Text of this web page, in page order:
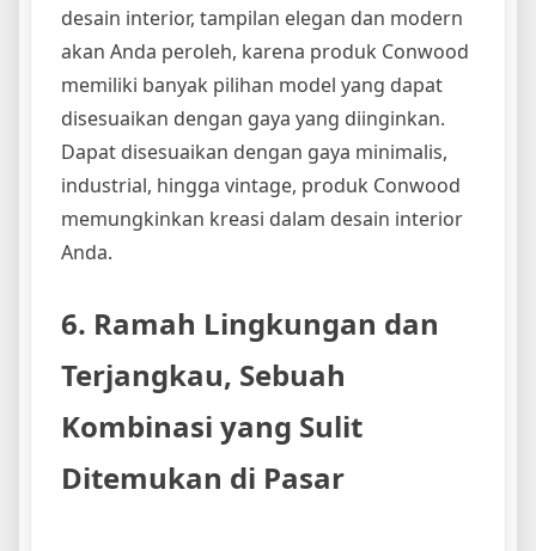
desain interior, tampilan elegan dan modern
akan Anda peroleh, karena produk Conwood
memiliki banyak pilihan model yang dapat
disesuaikan dengan gaya yang diinginkan.
Dapat disesuaikan dengan gaya minimalis,
industrial, hingga vintage, produk Conwood
memungkinkan kreasi dalam desain interior
Anda.
6. Ramah Lingkungan dan
Terjangkau, Sebuah
Kombinasi yang Sulit
Ditemukan di Pasar